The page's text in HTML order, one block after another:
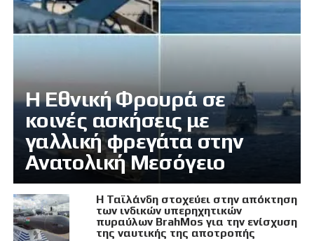
Η Εθνική Φρουρά σε
κοινές ασκήσεις με
γαλλική φρεγάτα στην
Ανατολική Μεσόγειο
Η Ταϊλάνδη στοχεύει στην απόκτηση
των ινδικών υπερηχητικών
πυραύλων BrahMos για την ενίσχυση
της ναυτικής της αποτροπής